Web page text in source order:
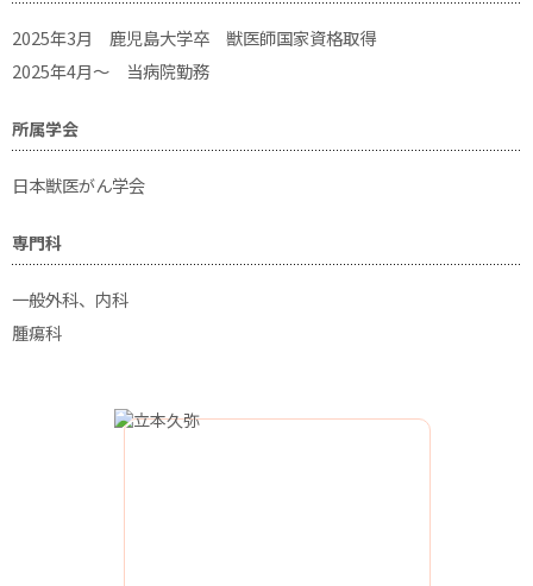
2025年3月 鹿児島大学卒 獣医師国家資格取得
2025年4月～ 当病院勤務
所属学会
日本獣医がん学会
専門科
一般外科、内科
腫瘍科